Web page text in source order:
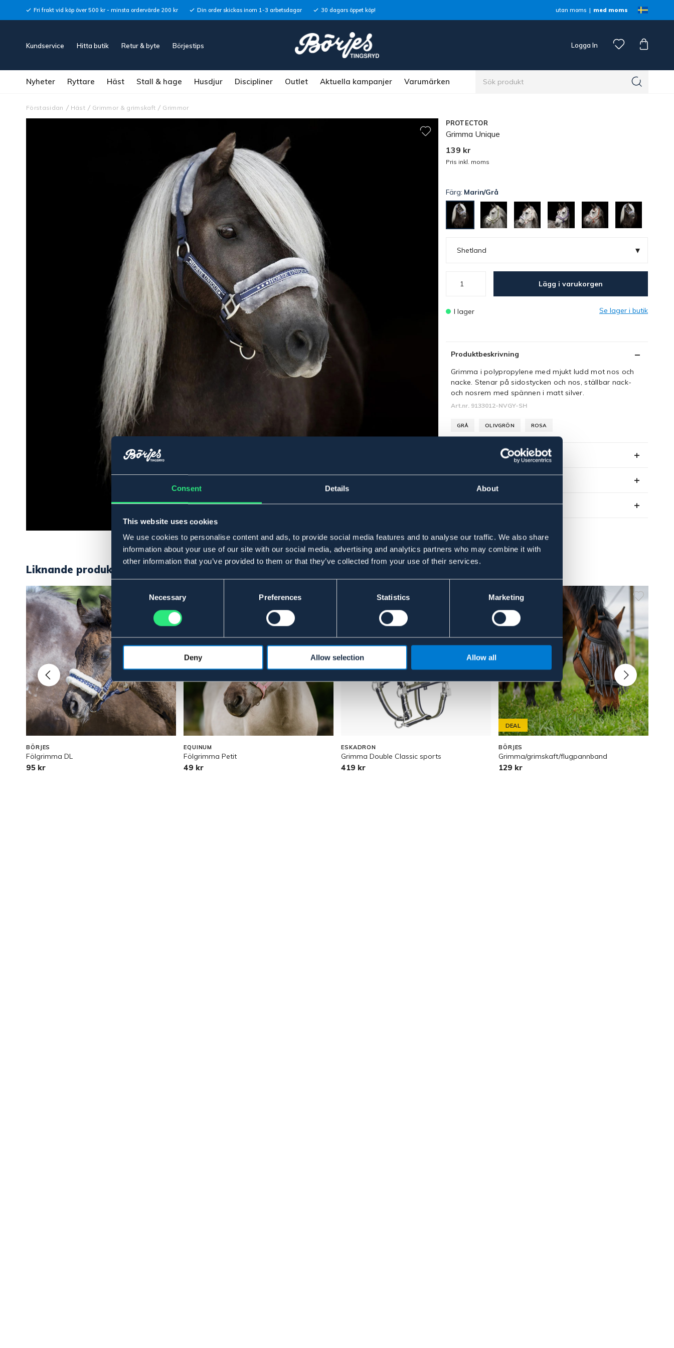
Consent Details About
This website uses cookies
We use cookies to personalise content and ads, to provide social media features and to analyse our traffic. We also share
information about your use of our site with our social media, advertising and analytics partners who may combine it with
other information that you’ve provided to them or that they’ve collected from your use of their services.
Consent
Selection
Necessary Preferences Statistics Marketing
Deny Allow selection Allow all
Fri frakt vid köp över 500 kr - minsta ordervärde 200 kr Din order skickas inom 1-3 arbetsdagar 30 dagars öppet köp! utan moms med moms
Kundservice Hitta butik Retur & byte Börjestips Logga In
Nyheter Ryttare Häst Stall & hage Husdjur Discipliner Outlet Aktuella kampanjer Varumärken
Förstasidan Häst Grimmor & grimskaft Grimmor
PROTECTOR
Grimma Unique
139 kr
Pris inkl. moms
Färg: Marin/Grå
Shetland ▾
Lägg i varukorgen
I lager Se lager i butik
Produktbeskrivning
Grimma i polypropylene med mjukt ludd mot nos och
nacke. Stenar på sidostycken och nos, ställbar nack-
och nosrem med spännen i matt silver.
Art.nr. 9133012-NVGY-SH
GRÅ OLIVGRÖN ROSA
Se lager i butik
Om varumärket
Liknande produkter
BÖRJES
Fölgrimma DL
95 kr
EQUINUM
Fölgrimma Petit
49 kr
ESKADRON
Grimma Double Classic sports
419 kr
DEAL
BÖRJES
Grimma/grimskaft/flugpannband
129 kr